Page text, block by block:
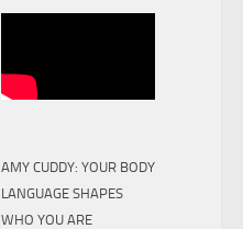
AMY CUDDY: YOUR BODY
LANGUAGE SHAPES
WHO YOU ARE